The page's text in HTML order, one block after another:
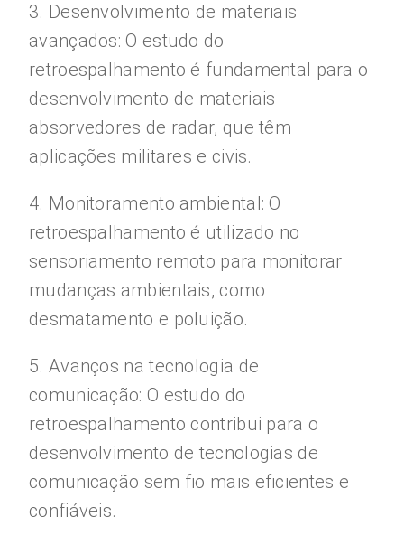
3. Desenvolvimento de materiais
avançados: O estudo do
retroespalhamento é fundamental para o
desenvolvimento de materiais
absorvedores de radar, que têm
aplicações militares e civis.
4. Monitoramento ambiental: O
retroespalhamento é utilizado no
sensoriamento remoto para monitorar
mudanças ambientais, como
desmatamento e poluição.
5. Avanços na tecnologia de
comunicação: O estudo do
retroespalhamento contribui para o
desenvolvimento de tecnologias de
comunicação sem fio mais eficientes e
confiáveis.